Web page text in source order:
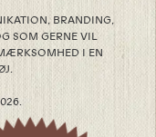
BRANDING,
SOM GERNE VIL
I EN